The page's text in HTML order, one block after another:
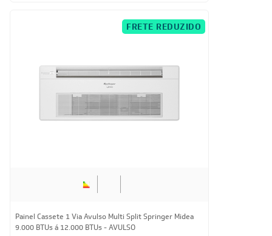
FRETE REDUZIDO
Painel Cassete 1 Via Avulso Multi Split Springer Midea
9.000 BTUs á 12.000 BTUs - AVULSO